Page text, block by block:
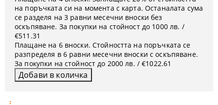
на поръчката си на момента с карта. Останалата сума
се разделя на 3 равни месечни вноски без
оскъпяване. За покупки на стойност до 1000 лв. /
€511.31
Плащане на 6 вноски. Стойността на поръчката се
разпределя в 6 равни месечни вноски с оскъпяване.
За покупки на стойност до 2000 лв. / €1022.61